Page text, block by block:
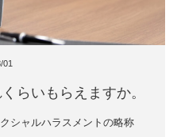
01
らいもらえますか。
シャルハラスメントの略称